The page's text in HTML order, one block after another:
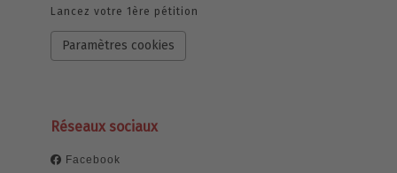
Lancez votre 1ère pétition
Paramètres cookies
Réseaux sociaux
Facebook